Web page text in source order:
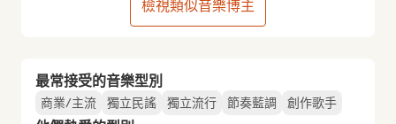
最常接受的音樂型別
商業/主流 獨立民謠 獨立流行 節奏藍調 創作歌手
檢視類似音樂博主